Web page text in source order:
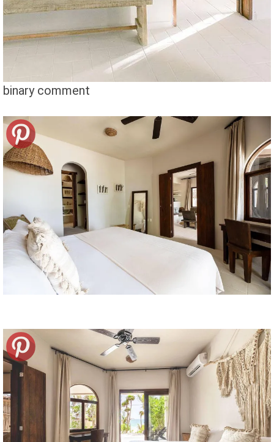
binary comment